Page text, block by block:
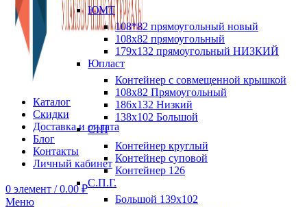
Каталог
Скидки
Доставка и оплата
Блог
Контакты
Личный кабинет
0 элемент / 0.00₽
Меню
ЮМТ
108*82 прямоугольный новый
108х82 прямоугольный
179х132 прямоугольный НИЗКИЙ
Юпласт
Контейнер с совмещенной крышкой
108х82 Прямоугольный
186х132 Низкий
138х102 Большой
СтП
Контейнер круглый
Контейнер суповой
Контейнер 126
С.П.Г.
Большой 139х102